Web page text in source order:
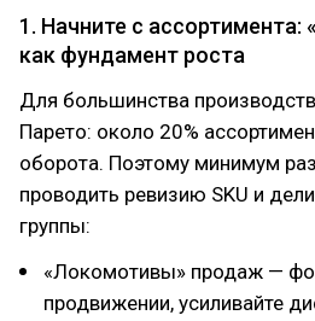
1. Начните с ассортимента:
как фундамент роста
Для большинства
Парето: около 20%
оборота. Поэтому минимум
проводить ревизию SKU и
группы:
«Локомотивы» продаж —
продвижении, усиливайте